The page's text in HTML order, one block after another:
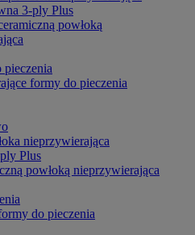
3-ply Plus
powłoką
pieczenia
formy do pieczenia
nieprzywierająca
Plus
powłoką nieprzywierająca
do pieczenia